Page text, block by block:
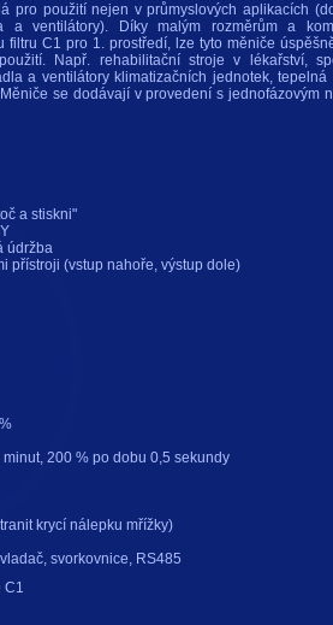
pro použití nejen v průmyslových aplikacích
a ventilátory). Díky malým rozměrům a
filtru C1 pro 1. prostředí, lze tyto měniče
Např. rehabilitační stroje v lékařství,
a ventilátory klimatizačních jednotek, tepelná
se dodávají v provedení s jednofázovým
a stiskni"
údržba
přístroji (vstup nahoře, výstup dole)
200 % po dobu 0,5 sekundy
krycí nálepku mřížky)
svorkovnice, RS485
C1